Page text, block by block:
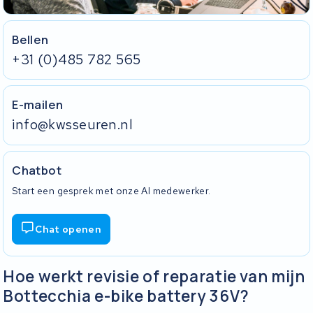
Bellen
+31 (0)485 782 565
E-mailen
info@kwsseuren.nl
Chatbot
Start een gesprek met onze AI medewerker.
Chat openen
Hoe werkt revisie of reparatie van mijn
Bottecchia e-bike battery 36V?